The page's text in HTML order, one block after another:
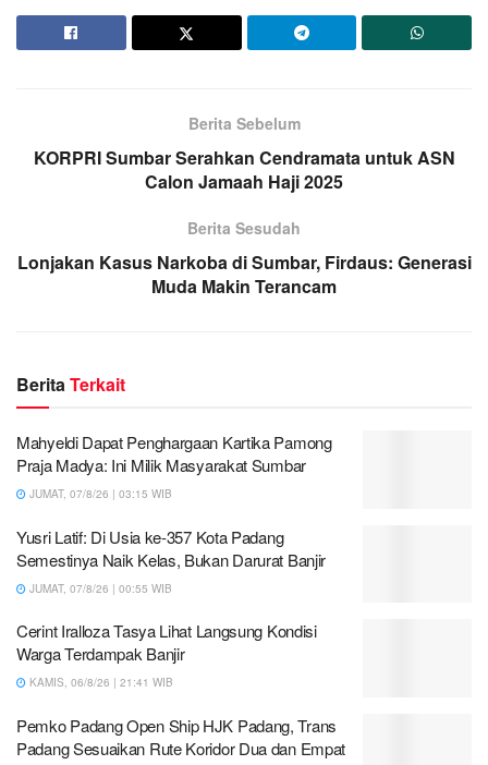
Berita Sebelum
KORPRI Sumbar Serahkan Cendramata untuk ASN
Calon Jamaah Haji 2025
Berita Sesudah
Lonjakan Kasus Narkoba di Sumbar, Firdaus: Generasi
Muda Makin Terancam
BeritaTerkait
Mahyeldi Dapat Penghargaan Kartika Pamong
Praja Madya: Ini Milik Masyarakat Sumbar
JUMAT, 07/8/26 | 03:15 WIB
Yusri Latif: Di Usia ke-357 Kota Padang
Semestinya Naik Kelas, Bukan Darurat Banjir
JUMAT, 07/8/26 | 00:55 WIB
Cerint Iralloza Tasya Lihat Langsung Kondisi
Warga Terdampak Banjir
KAMIS, 06/8/26 | 21:41 WIB
Pemko Padang Open Ship HJK Padang, Trans
Padang Sesuaikan Rute Koridor Dua dan Empat